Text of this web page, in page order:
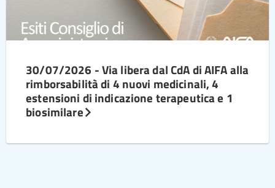
30/07/2026 - Via libera dal CdA di AIFA alla
rimborsabilità di 4 nuovi medicinali, 4
estensioni di indicazione terapeutica e 1
biosimilare